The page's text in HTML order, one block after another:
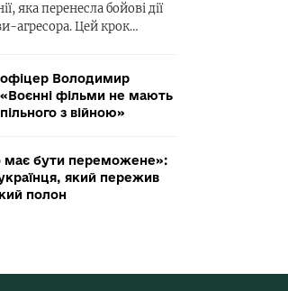
яка перенесла бойові дії
агресора. Цей крок…
офіцер Володимир
фільми не мають
з війною»
має бути переможене»:
українця, який пережив
полон